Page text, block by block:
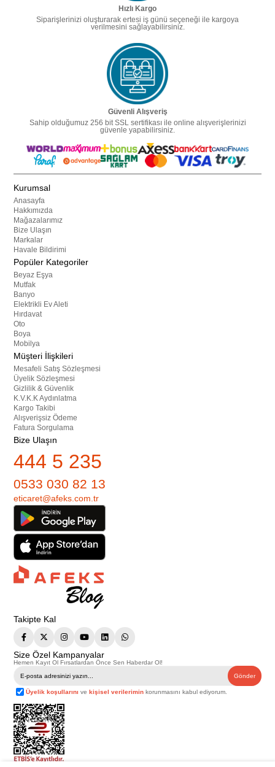
Hızlı Kargo
Siparişlerinizi oluşturarak ertesi iş günü seçeneği ile kargoya
verilmesini sağlayabilirsiniz.
Güvenli Alışveriş
Sahip olduğumuz 256 bit SSL sertifikası ile online alışverişlerinizi
güvenle yapabilirsiniz.
Kurumsal
Anasayfa
Hakkımızda
Mağazalarımız
Bize Ulaşın
Markalar
Havale Bildirimi
Popüler Kategoriler
Beyaz Eşya
Mutfak
Banyo
Elektrikli Ev Aleti
Hırdavat
Oto
Boya
Mobilya
Müşteri İlişkileri
Mesafeli Satış Sözleşmesi
Üyelik Sözleşmesi
Gizlilik & Güvenlik
K.V.K.K Aydınlatma
Kargo Takibi
Alışverişsiz Ödeme
Fatura Sorgulama
Bize Ulaşın
444 5 235
0533 030 82 13
eticaret@afeks.com.tr
Takipte Kal
Size Özel Kampanyalar
Hemen Kayıt Ol Fırsatlardan Önce Sen Haberdar Ol!
Gönder
Üyelik koşullarını vekişisel verilerimin korunmasını kabul ediyorum.